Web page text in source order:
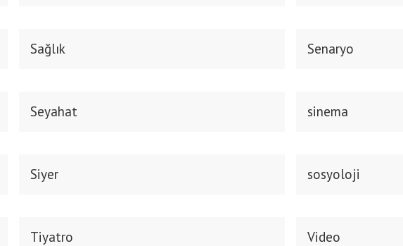
Sağlık Senaryo
Seyahat sinema
Siyer sosyoloji
Tiyatro Video